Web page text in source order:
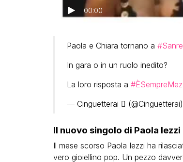
00:00
Paola e Chiara tornano a
In gara o in un ruolo inedito?
La loro risposta a
— Cinguetterai  (@Cinguetterai)
Il nuovo singolo di Paola
Il mese scorso Paola Iezzi ha
vero gioiellino pop. Un pezzo